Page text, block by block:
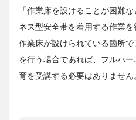
「作業床を設けることが困難
ネス型安全帯を着用する作業を
作業床が設けられている箇所
を行う場合であれば、フルハ
育を受講する必要はありません